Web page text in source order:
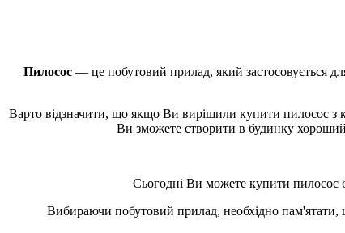
Пилосос— це побутовий прилад, який застосовується
Варто відзначити, що якщо Ви вирішили купити пилосос з
Ви зможете створити в будинку хороший
Сьогодні Ви можете купити пилосос
Вибираючи побутовий прилад, необхідно пам'ятати,